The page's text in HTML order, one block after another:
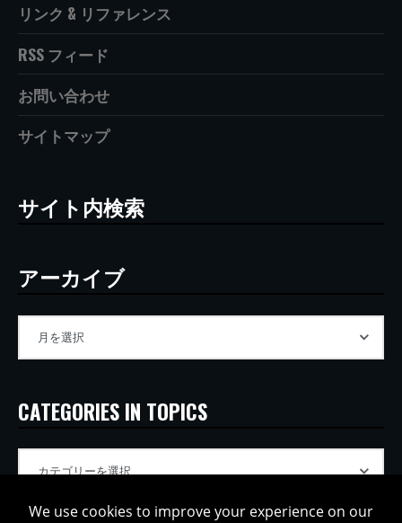
リンク & リファレンス
RSS フィード
お問い合わせ
サイトマップ
サイト内検索
アーカイブ
CATEGORIES IN TOPICS